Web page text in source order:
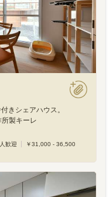
きシェアハウス。
製キーレ
歓迎 ￥31,000 - 36,500